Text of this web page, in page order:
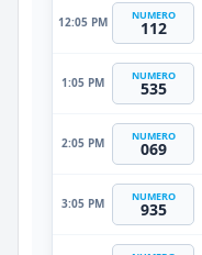
12:05 PM NUMERO
112
1:05 PM NUMERO
535
2:05 PM NUMERO
069
3:05 PM NUMERO
935